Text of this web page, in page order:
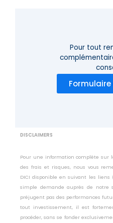
Pour tout
DISCLAIMERS
Pour une information complète sur
des frais et risques, nous vous
DICI disponible en suivant les
simple demande auprès de notre
préjugent pas des performances
tout investissement, il est
procéder, sans se fonder